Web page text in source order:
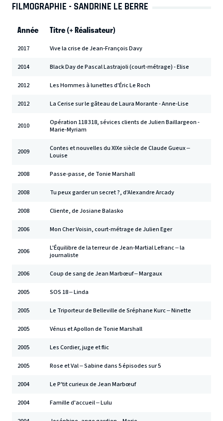
FILMOGRAPHIE - SANDRINE LE BERRE
Année Titre (+ Réalisateur)
2017 Vive la crise de Jean-François Davy
2014 Black Day de Pascal Lastrajoli (court-métrage) - Elise
2012 Les Hommes à lunettes d'Éric Le Roch
2012 La Cerise sur le gâteau de Laura Morante - Anne-Lise
2010
Opération 118 318, sévices clients de Julien Baillargeon -
Marie-Myriam
2009
Contes et nouvelles du XIXe siècle de Claude Gueux –
Louise
2008 Passe-passe, de Tonie Marshall
2008 Tu peux garder un secret ?, d'Alexandre Arcady
2008 Cliente, de Josiane Balasko
2006 Mon Cher Voisin, court-métrage de Julien Eger
2006
L'Équilibre de la terreur de Jean-Martial Lefranc – la
journaliste
2006 Coup de sang de Jean Marbœuf – Margaux
2005 SOS 18 – Linda
2005 Le Triporteur de Belleville de Sréphane Kurc – Ninette
2005 Vénus et Apollon de Tonie Marshall
2005 Les Cordier, juge et flic
2005 Rose et Val – Sabine dans 5 épisodes sur 5
2004 Le P'tit curieux de Jean Marbœuf
2004 Famille d'accueil – Lulu